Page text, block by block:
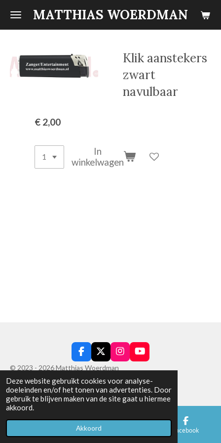
Deze website gebruikt cookies voor analyse-
doeleinden en/of het tonen van advertenties. Door
gebruik te blijven maken van de site gaat u hiermee
akkoord.
Akkoord
Ga
hoofdinhoud
MATTHIAS WOERDMAN
Klik aanstekers
zwart
navulbaar
€ 2,00
In
winkelwagen
F
a
c
e
b
o
k
X
I
n
s
t
a
g
a
Y
o
u
T
u
b
© 2023 - 2026 Matthias Woerdman
Powered byJouwWeb
Telefoonnummer Facebook